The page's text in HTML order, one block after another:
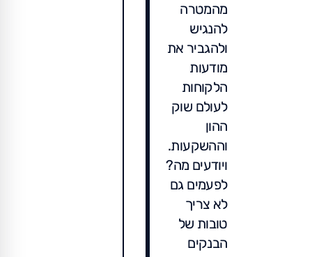
מהמטרה
להנגיש
ולהגביר את
מודעות
הלקוחות
לעולם שוק
ההון
וההשקעות.
ויודעים מה?
לפעמים גם
לא צריך
טובות של
הבנקים